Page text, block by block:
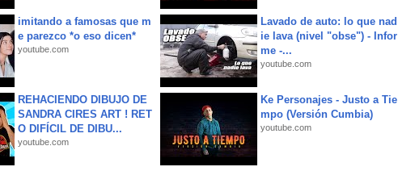
imitando a famosas que m
e parezco *o eso dicen*
youtube.com
Lavado de auto: lo que nad
ie lava (nivel "obse") - Infor
me -...
youtube.com
REHACIENDO DIBUJO DE
SANDRA CIRES ART ! RET
O DIFÍCIL DE DIBU...
youtube.com
Ke Personajes - Justo a Tie
mpo (Versión Cumbia)
youtube.com